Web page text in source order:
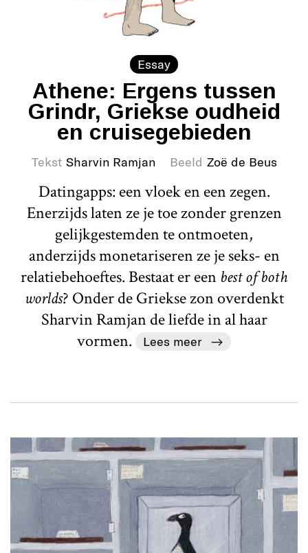
Essay
Athene: Ergens tussen
Grindr, Griekse oudheid
en cruisegebieden
Tekst Sharvin Ramjan Beeld Zoë de Beus
Datingapps: een vloek en een zegen.
Enerzijds laten ze je toe zonder grenzen
gelijkgestemden te ontmoeten,
anderzijds monetariseren ze je seks- en
relatiebehoeftes. Bestaat er een best of both
worlds? Onder de Griekse zon overdenkt
Sharvin Ramjan de liefde in al haar
vormen.
Lees meer